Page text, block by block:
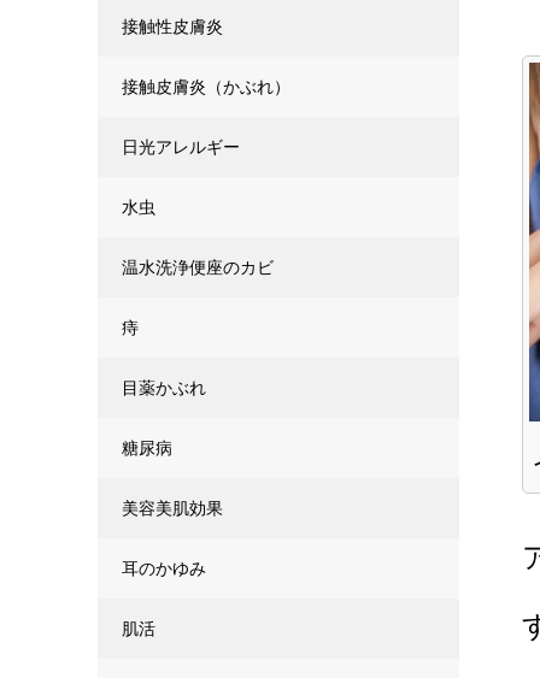
接触性皮膚炎
接触皮膚炎（かぶれ）
日光アレルギー
水虫
温水洗浄便座のカビ
痔
目薬かぶれ
糖尿病
美容美肌効果
耳のかゆみ
肌活